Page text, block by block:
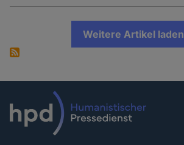
Weitere Artikel laden